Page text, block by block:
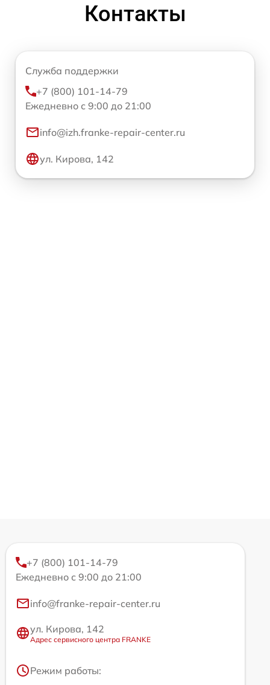
Контакты
Служба поддержки
+7 (800) 101-14-79
Ежедневно с 9:00 до 21:00
info@izh.franke-repair-center.ru
ул. Кирова, 142
+7 (800) 101-14-79
Ежедневно с 9:00 до 21:00
info@franke-repair-center.ru
ул. Кирова, 142
Адрес сервисного центра FRANKE
Режим работы: